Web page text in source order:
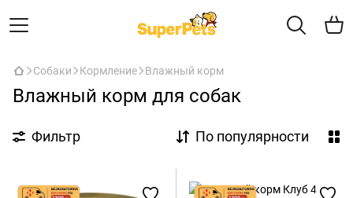
Собаки Кормление Влажный корм
Влажный корм для собак
Фильтр По популярности